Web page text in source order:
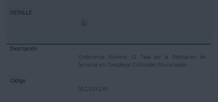
Ordenanza Número 12 Tasa por la Prestación de
Servicios en Complejos Culturales Municipales
SEC/2012/61